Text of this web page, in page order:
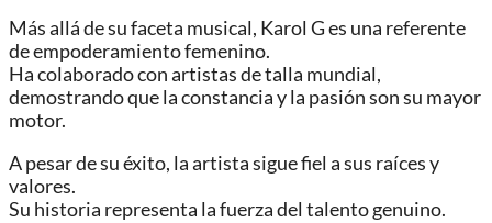
Más allá de su faceta musical, Karol G es una referente
de empoderamiento femenino.
Ha colaborado con artistas de talla mundial,
demostrando que la constancia y la pasión son su mayor
motor.
A pesar de su éxito, la artista sigue fiel a sus raíces y
valores.
Su historia representa la fuerza del talento genuino.